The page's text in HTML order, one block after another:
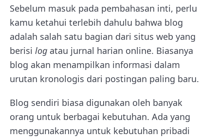
Sebelum masuk pada pembahasan inti, perlu
kamu ketahui terlebih dahulu bahwa blog
adalah salah satu bagian dari situs web yang
berisi log atau jurnal harian online. Biasanya
blog akan menampilkan informasi dalam
urutan kronologis dari postingan paling baru.
Blog sendiri biasa digunakan oleh banyak
orang untuk berbagai kebutuhan. Ada yang
menggunakannya untuk kebutuhan pribadi